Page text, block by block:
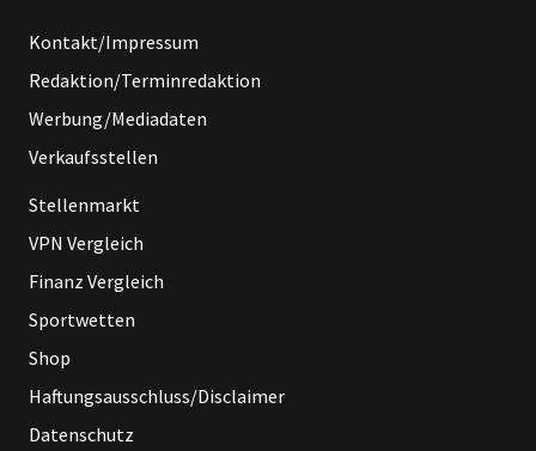
Kontakt/Impressum
Redaktion/Terminredaktion
Werbung/Mediadaten
Verkaufsstellen
Stellenmarkt
VPN Vergleich
Finanz Vergleich
Sportwetten
Shop
Haftungsausschluss/Disclaimer
Datenschutz